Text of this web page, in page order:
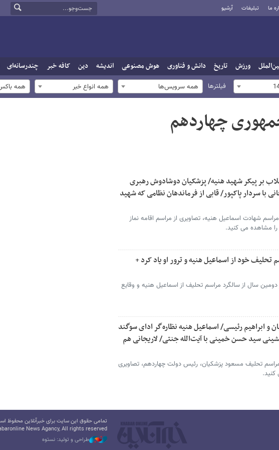
ما تبلیغات آرشیو
ورزش تاریخ دانش و فناوری هوش مصنوعی اندیشه دین کافه خبر چندرسانه‌ای
فیلترها همه سرویس‌ها همه انواع خبر همه
چهاردهم
بر پیکر شهید هنیه/ پزشکیان دوشادوش رهبری
با سردار پاکپور/ قابی از فرماندهان نظامی که شهید
شهادت اسماعیل هنیه، تصاویری از مراسم اقامه نماز
را مشاهده می کنید.
تحلیف خود از اسماعیل هنیه و ترور او یاد کرد +
سال از سالگرد مراسم تحلیف از اسماعیل هنیه و وقایع
و ابراهیم رئیسی/ اسماعیل هنیه نظاره‌گر ادای سوگند
سید حسن خمینی با آیت‌الله جنتی/ لاریجانی هم
تحلیف مسعود پزشکیان، رئیس دولت چهاردهم، تصاویری
کنید.
تمامی حقوق این سایت برای خبرآنلاین محفوظ
News Agancy, All rights reserved
طراحی و تولید: نستوه